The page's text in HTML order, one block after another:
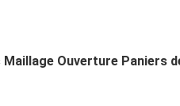
Ouverture Paniers